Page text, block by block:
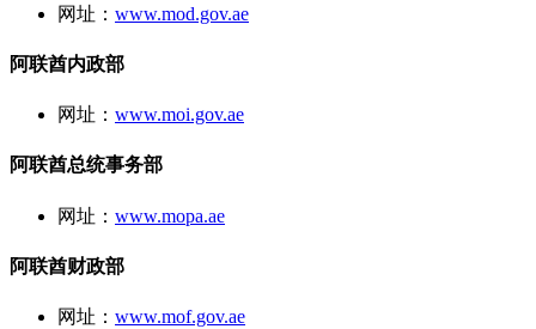
网址： www.mod.gov.ae
阿联酋内政部
网址： www.moi.gov.ae
阿联酋总统事务部
网址： www.mopa.ae
阿联酋财政部
网址： www.mof.gov.ae